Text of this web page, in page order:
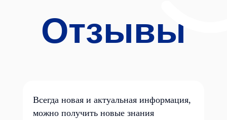
Всегда новая и актуальная информация,
можно получить новые знания